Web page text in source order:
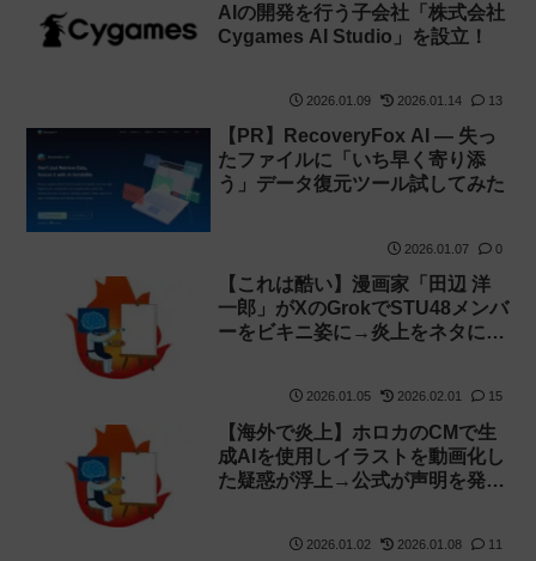
AIの開発を行う子会社「株式会社
Cygames AI Studio」を設立！
2026.01.09 2026.01.14 13
【PR】RecoveryFox AI — 失っ
たファイルに「いち早く寄り添
う」データ復元ツール試してみた
2026.01.07 0
【これは酷い】漫画家「田辺 洋
一郎」がXのGrokでSTU48メンバ
ーをビキニ姿に→炎上をネタにす
2026.01.05 2026.02.01 15
【海外で炎上】ホロカのCMで生
成AIを使用しイラストを動画化し
た疑惑が浮上→公式が声明を発
2026.01.02 2026.01.08 11